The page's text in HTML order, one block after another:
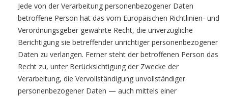
Jede von der Verarbeitung personenbezogener Daten
betroffene Person hat das vom Europäischen Richtlinien- und
Verordnungsgeber gewährte Recht, die unverzügliche
Berichtigung sie betreffender unrichtiger personenbezogener
Daten zu verlangen. Ferner steht der betroffenen Person das
Recht zu, unter Berücksichtigung der Zwecke der
Verarbeitung, die Vervollständigung unvollständiger
personenbezogener Daten — auch mittels einer